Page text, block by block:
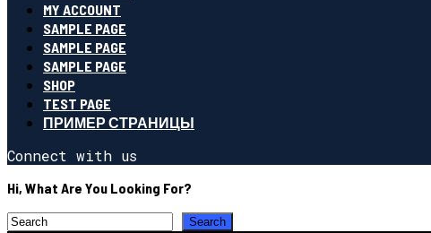
MY ACCOUNT
SAMPLE PAGE
SAMPLE PAGE
SAMPLE PAGE
SHOP
TEST PAGE
ПРИМЕР СТРАНИЦЫ
Connect with us
Hi, What Are You Looking For?